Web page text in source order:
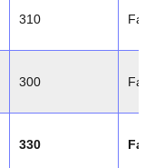
310
300
330